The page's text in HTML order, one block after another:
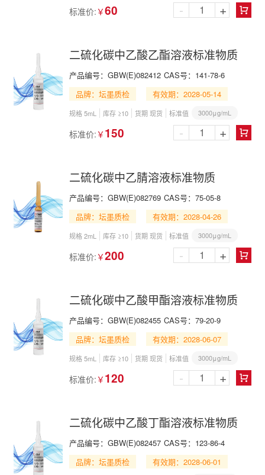
标准价: ￥60 
- +
二硫化碳中乙酸乙酯溶液标准物质
产品编号： GBW(E)082412 CAS号： 141-78-6
品牌：坛墨质检
有效期：2028-05-14
规格 5mL 库存 ≥10 货期 现货 标准值 3000μg/mL
标准价: ￥ 150 
- +
二硫化碳中乙腈溶液标准物质
产品编号： GBW(E)082769 CAS号： 75-05-8
品牌：坛墨质检
有效期：2028-04-26
规格 2mL 库存 ≥10 货期 现货 标准值 3000μg/mL
标准价: ￥200 
- +
二硫化碳中乙酸甲酯溶液标准物质
产品编号： GBW(E)082455 CAS号： 79-20-9
品牌：坛墨质检
有效期：2028-06-07
规格 5mL 库存 ≥10 货期 现货 标准值 3000μg/mL
标准价: ￥ 120 
- +
二硫化碳中乙酸丁酯溶液标准物质
产品编号： GBW(E)082457 CAS号： 123-86-4
品牌：坛墨质检
有效期：2028-06-01